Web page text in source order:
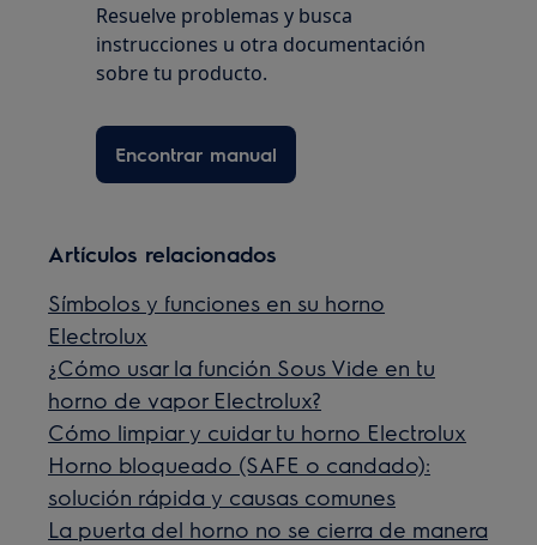
Resuelve problemas y busca
instrucciones u otra documentación
sobre tu producto.
Encontrar manual
Artículos relacionados
Símbolos y funciones en su horno
Electrolux
¿Cómo usar la función Sous Vide en tu
horno de vapor Electrolux?
Cómo limpiar y cuidar tu horno Electrolux
Horno bloqueado (SAFE o candado):
solución rápida y causas comunes
La puerta del horno no se cierra de manera